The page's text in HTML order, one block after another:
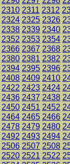
2310 2311 2312
2324 2325 2326
2338 2339 2340
2352 2353 2354
2366 2367 2368
2380 2381 2382
2394 2395 2396
2408 2409 2410
2422 2423 2424
2436 2437 2438
2450 2451 2452
2464 2465 2466
2478 2479 2480
2492 2493 2494
2506 2507 2508
2520 2521 2522